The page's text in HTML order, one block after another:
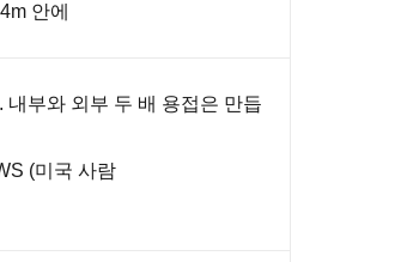
안에
부와 외부 두 배 용접은 만듭
(미국 사람